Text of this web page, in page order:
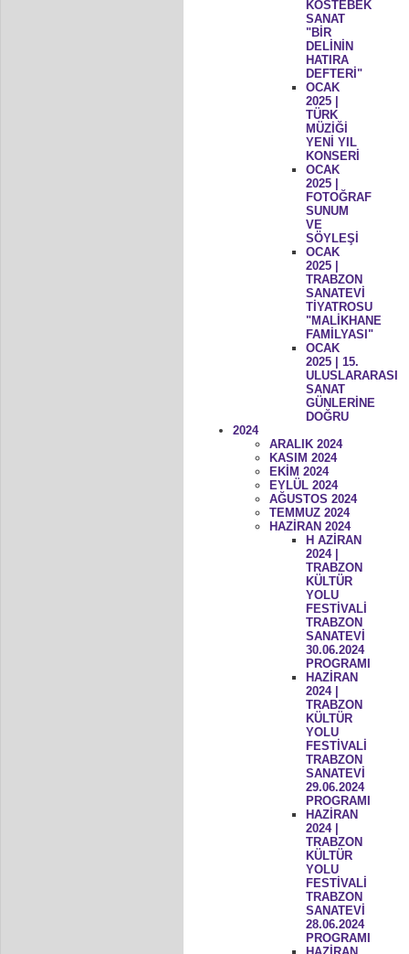
KÖSTEBEK
SANAT
"BİR
DELİNİN
HATIRA
DEFTERİ"
OCAK
2025 |
TÜRK
MÜZİĞİ
YENİ YIL
KONSERİ
OCAK
2025 |
FOTOĞRAF
SUNUM
VE
SÖYLEŞİ
OCAK
2025 |
TRABZON
SANATEVİ
TİYATROSU
"MALİKHANE
FAMİLYASI"
OCAK
2025 | 15.
ULUSLARARASI
SANAT
GÜNLERİNE
DOĞRU
2024
ARALIK 2024
KASIM 2024
EKİM 2024
EYLÜL 2024
AĞUSTOS 2024
TEMMUZ 2024
HAZİRAN 2024
H AZİRAN
2024 |
TRABZON
KÜLTÜR
YOLU
FESTİVALİ
TRABZON
SANATEVİ
30.06.2024
PROGRAMI
HAZİRAN
2024 |
TRABZON
KÜLTÜR
YOLU
FESTİVALİ
TRABZON
SANATEVİ
29.06.2024
PROGRAMI
HAZİRAN
2024 |
TRABZON
KÜLTÜR
YOLU
FESTİVALİ
TRABZON
SANATEVİ
28.06.2024
PROGRAMI